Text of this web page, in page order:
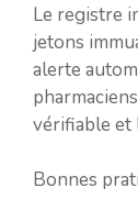
Le registre
jetons
alerte
vérifiable et
Bonnes